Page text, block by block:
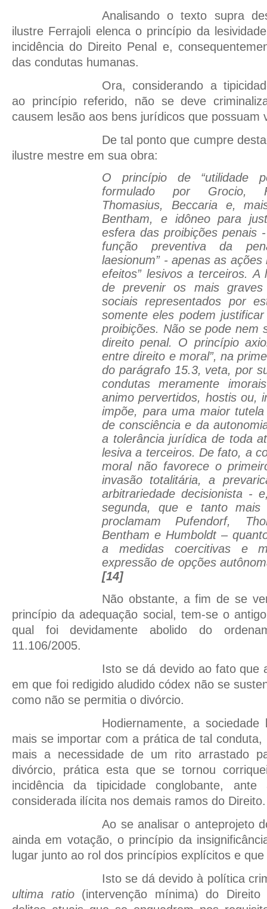
Analisando o texto supra
ilustre Ferrajoli elenca o princípio da
incidência do Direito Penal e,
das condutas humanas.
Ora, considerando a
ao princípio referido, não se deve
causem lesão aos bens jurídicos que possuam
De tal ponto que cumpre
ilustre mestre em sua obra:
O princípio de “utilidade
formulado por Grocio,
Thomasius, Beccaria e,
Bentham, e idôneo para
esfera das proibições penais
função preventiva da
laesionum” - apenas as
efeitos” lesivos a terceiros.
de prevenir os mais
sociais representados por
somente eles podem
proibições. Não se pode nem
direito penal. O princípio
entre direito e moral”, na
do parágrafo 15.3, veta, por
condutas meramente
animo pervertidos, hostis ou,
impõe, para uma maior
de consciência e da
a tolerância jurídica de toda
lesiva a terceiros. De fato, a
moral não favorece o
invasão totalitária, a
arbitrariedade decisionista -
segunda, que e tanto mais
proclamam Pufendorf,
Bentham e Humboldt –
a medidas coercitivas e
expressão de opções
[14]
Não obstante, a fim de se
princípio da adequação social, tem-se o
qual foi devidamente abolido do
11.106/2005.
Isto se dá devido ao fato que
em que foi redigido aludido códex não se
como não se permitia o divórcio.
Hodiernamente, a sociedade
mais se importar com a prática de tal
mais a necessidade de um rito arrastado
divórcio, prática esta que se tornou
incidência da tipicidade conglobante,
considerada ilícita nos demais ramos do Direito.
Ao se analisar o anteprojeto
ainda em votação, o princípio da
lugar junto ao rol dos princípios explícitos e
Isto se dá devido à política
ultima ratio(intervenção mínima) do Direito